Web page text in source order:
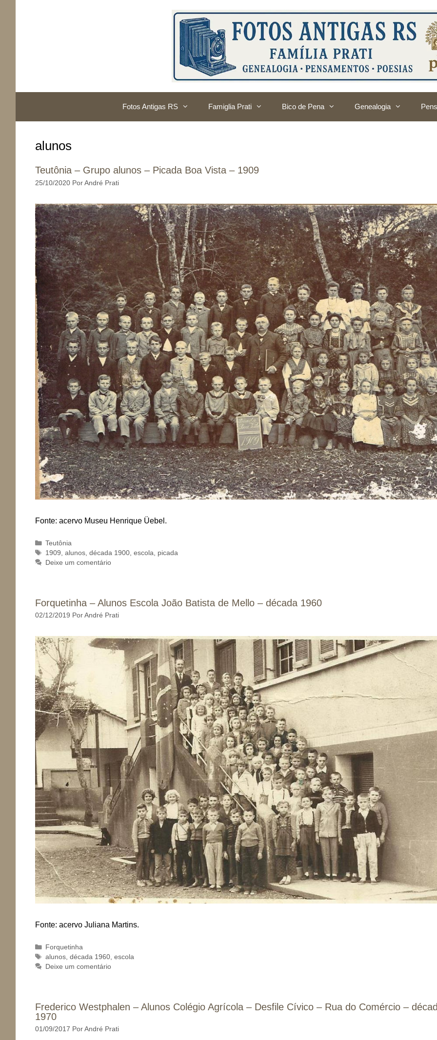
Fotos Antigas RS Famiglia Prati Bico de Pena Genealogia
alunos
Teutônia – Grupo alunos – Picada Boa Vista – 1909
25/10/2020 Por André Prati
Fonte: acervo Museu Henrique Üebel.
Categorias
Teutônia
Tags
1909 ,alunos ,década 1900 ,escola
picada
Deixe um comentário
Forquetinha – Alunos Escola João Batista de Mello – década 1960
02/12/2019 Por André Prati
Fonte: acervo Juliana Martins.
Categorias
Forquetinha
Tags
alunos ,década 1960 ,escola
Deixe um comentário
Frederico Westphalen – Alunos Colégio Agrícola – Desfile Cívico – Rua do Comércio –
1970
01/09/2017 Por André Prati